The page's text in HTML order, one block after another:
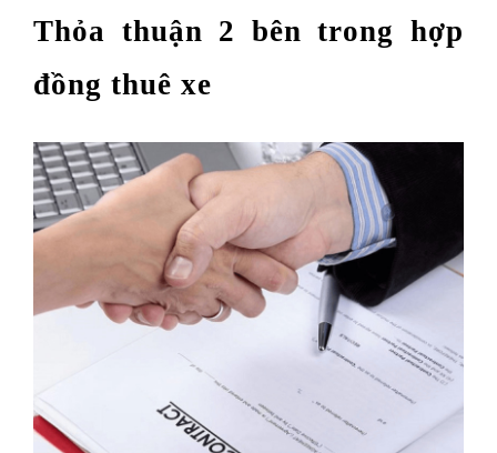
Thỏa thuận 2 bên trong hợp
đồng thuê xe